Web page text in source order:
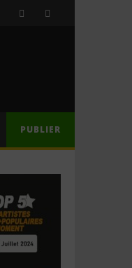
PUBLIER